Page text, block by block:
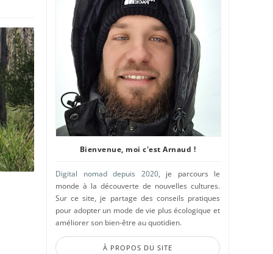
Bienvenue, moi c'est Arnaud !
Digital nomad depuis 2020, je parcours le
monde à la découverte de nouvelles cultures.
Sur ce site, je partage des conseils pratiques
pour adopter un mode de vie plus écologique et
améliorer son bien-être au quotidien.
À PROPOS DU SITE